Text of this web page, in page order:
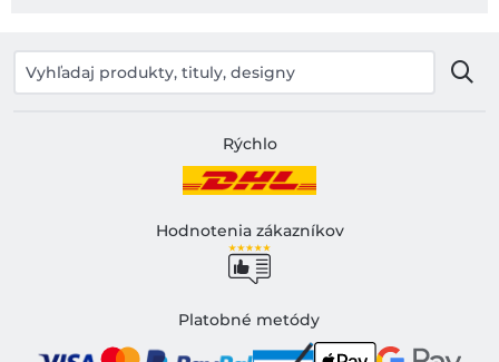
Rýchlo
Hodnotenia zákazníkov
Platobné metódy